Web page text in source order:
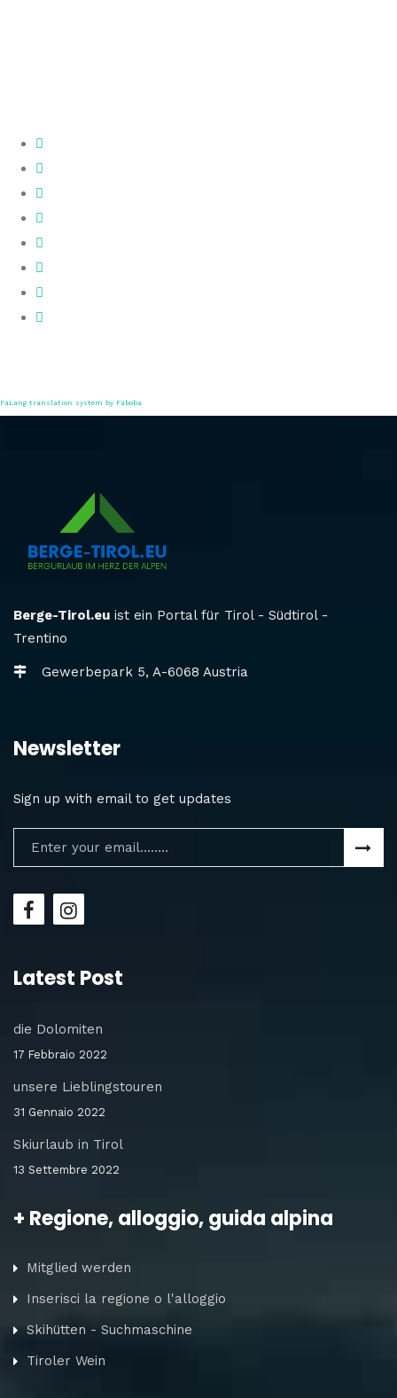
FaLang translation system by Faboba
Berge-Tirol.eu ist ein Portal für Tirol - Südtirol -
Trentino
Gewerbepark 5, A-6068 Austria
Newsletter
Sign up with email to get updates
Latest Post
die Dolomiten
17 Febbraio 2022
unsere Lieblingstouren
31 Gennaio 2022
Skiurlaub in Tirol
13 Settembre 2022
+ Regione, alloggio, guida alpina
Mitglied werden
Inserisci la regione o l'alloggio
Skihütten - Suchmaschine
Tiroler Wein